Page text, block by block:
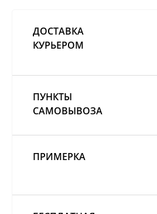
ДОСТАВКА
КУРЬЕРОМ
ПУНКТЫ
САМОВЫВОЗА
ПРИМЕРКА